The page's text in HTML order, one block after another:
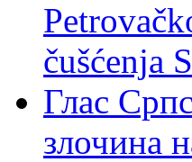
čušćenja
Глас
злочина